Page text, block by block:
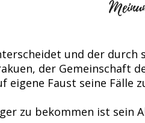
und der
der Gemeinschaft
Faust seine
zu bekommen ist sein